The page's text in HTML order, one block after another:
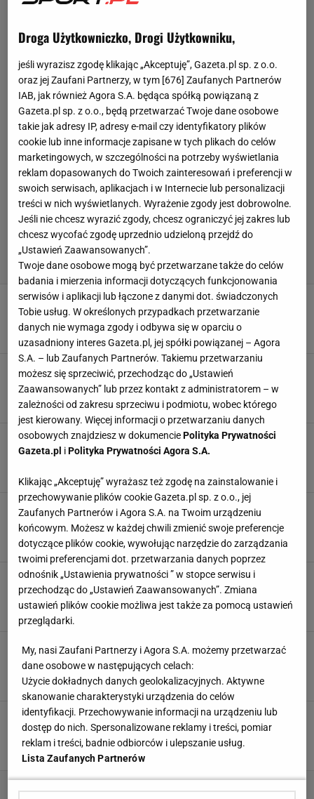
Janikowski brutalnie znokautowany na KSW!
Padł jak mucha
Bartosz Królikowski, 10 MAJA 2025, 23:22
Przerażenie na KSW. Tak wyglądał medalista
olimpijski już po kilku minutach
SUBSKRYPCJA
Gorąco wokół Mariusza Pudzianowskiego.
Stało się coś, czego nikt nie chciał
Jednogłośna decyzja sędziów w walce
Janikowski - Pawlak. Oto mistrz KSW!
Jakub Seweryn,20 LIPCA 2024, 23:33
Janikowski się wygadał. Będzie wielki rewanż.
Co za hit!
Hubert Pawlik,28 MARCA 2024, 23:24
Janikowski tylko na to czekał! Deal dopięty u
nas w studiu
Kacper Sosnowski,13 LUTEGO 2024, 13:50
Jubileusz czy sposób na dobry biznes? Adamek
z Chalidowem rozbiją bank KSW
SUBSKRYPCJA
Droga Użytkowniczko, Drogi Użytkowniku,
jeśli wyrazisz zgodę klikając „Akceptuję”, Gazeta.pl sp. z o.o.
oraz jej Zaufani Partnerzy, w tym [676] Zaufanych Partnerów
IAB, jak również Agora S.A. będąca spółką powiązaną z
Gazeta.pl sp. z o.o., będą przetwarzać Twoje dane osobowe
takie jak adresy IP, adresy e-mail czy identyfikatory plików
cookie lub inne informacje zapisane w tych plikach do celów
marketingowych, w szczególności na potrzeby wyświetlania
reklam dopasowanych do Twoich zainteresowań i preferencji w
swoich serwisach, aplikacjach i w Internecie lub personalizacji
treści w nich wyświetlanych. Wyrażenie zgody jest dobrowolne.
Jeśli nie chcesz wyrazić zgody, chcesz ograniczyć jej zakres lub
chcesz wycofać zgodę uprzednio udzieloną przejdź do
„Ustawień Zaawansowanych”.
Twoje dane osobowe mogą być przetwarzane także do celów
badania i mierzenia informacji dotyczących funkcjonowania
serwisów i aplikacji lub łączone z danymi dot. świadczonych
Tobie usług. W określonych przypadkach przetwarzanie
danych nie wymaga zgody i odbywa się w oparciu o
uzasadniony interes Gazeta.pl, jej spółki powiązanej – Agora
S.A. – lub Zaufanych Partnerów. Takiemu przetwarzaniu
możesz się sprzeciwić, przechodząc do „Ustawień
Zaawansowanych” lub przez kontakt z administratorem – w
zależności od zakresu sprzeciwu i podmiotu, wobec którego
jest kierowany. Więcej informacji o przetwarzaniu danych
osobowych znajdziesz w dokumenciePolityka Prywatności
Gazeta.pl iPolityka Prywatności Agora S.A.
Klikając „Akceptuję” wyrażasz też zgodę na zainstalowanie i
przechowywanie plików cookie Gazeta.pl sp. z o.o., jej
Zaufanych Partnerów i Agora S.A. na Twoim urządzeniu
końcowym. Możesz w każdej chwili zmienić swoje preferencje
dotyczące plików cookie, wywołując narzędzie do zarządzania
twoimi preferencjami dot. przetwarzania danych poprzez
odnośnik „Ustawienia prywatności ” w stopce serwisu i
przechodząc do „Ustawień Zaawansowanych”. Zmiana
ustawień plików cookie możliwa jest także za pomocą ustawień
przeglądarki.
My, nasi Zaufani Partnerzy i Agora S.A. możemy przetwarzać
dane osobowe w następujących celach:
Użycie dokładnych danych geolokalizacyjnych. Aktywne
skanowanie charakterystyki urządzenia do celów
identyfikacji. Przechowywanie informacji na urządzeniu lub
dostęp do nich. Spersonalizowane reklamy i treści, pomiar
reklam i treści, badnie odbiorców i ulepszanie usług.
Lista Zaufanych Partnerów